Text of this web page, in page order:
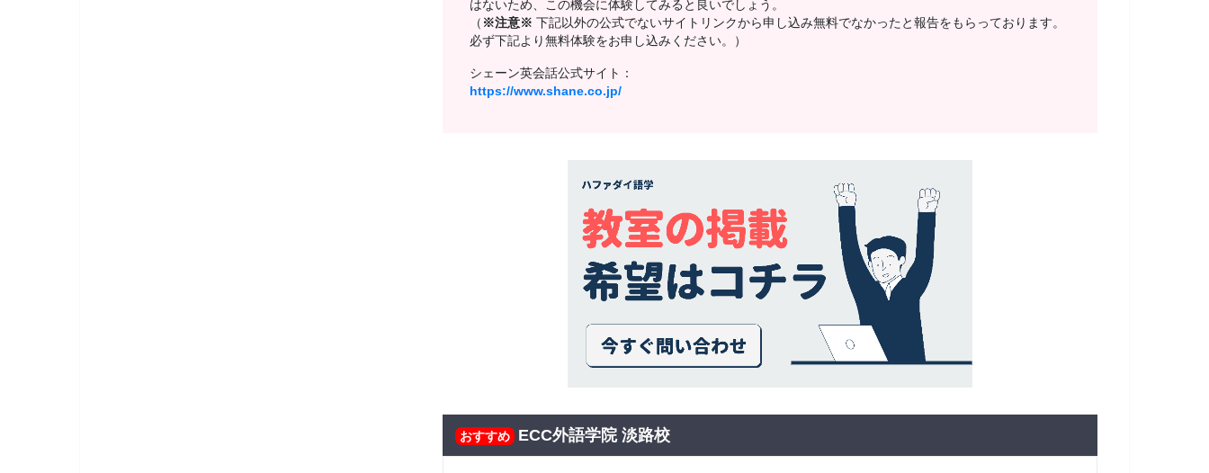
はないため、この機会に体験してみると良いでしょう。
（ ※注意※ 下記以外の公式でないサイトリンクから申し込み無料でなかったと報告をもらっております。
必ず下記より無料体験をお申し込みください。）
シェーン英会話公式サイト：
https://www.shane.co.jp/
おすすめ ECC外語学院 淡路校